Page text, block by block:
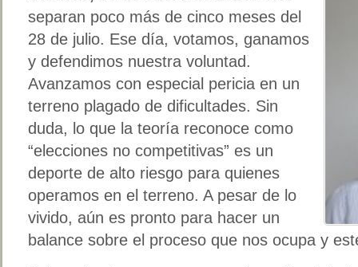
separan poco más de cinco meses del
28 de julio. Ese día, votamos, ganamos
y defendimos nuestra voluntad.
Avanzamos con especial pericia en un
terreno plagado de dificultades. Sin
duda, lo que la teoría reconoce como
“elecciones no competitivas” es un
deporte de alto riesgo para quienes
operamos en el terreno. A pesar de lo
vivido, aún es pronto para hacer un
balance sobre el proceso que nos ocupa y